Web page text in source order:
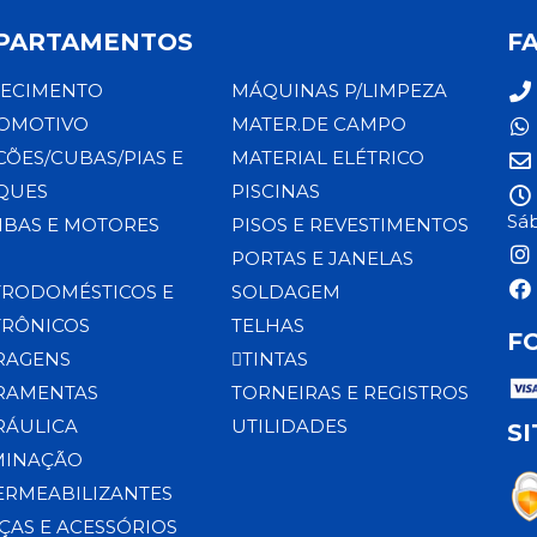
CUBAS/PIAS E
E MOTORES
E
E ACESSÓRIOS
MÁQUINAS P/LIMPEZA
MATER.DE CAMPO
MATERIAL ELÉTRICO
PISCINAS
PISOS E REVESTIMENTOS
PORTAS E JANELAS
SOLDAGEM
TELHAS
TINTAS
TORNEIRAS E REGISTROS
UTILIDADES